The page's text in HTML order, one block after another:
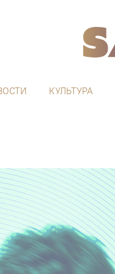
КУЛЬТУРА